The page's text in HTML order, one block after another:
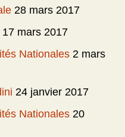
28 mars 2017
17 mars 2017
Nationales 2 mars
24 janvier 2017
Nationales 20